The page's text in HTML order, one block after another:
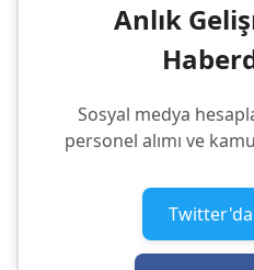
Anlık
Sosyal medya
personel alımı ve